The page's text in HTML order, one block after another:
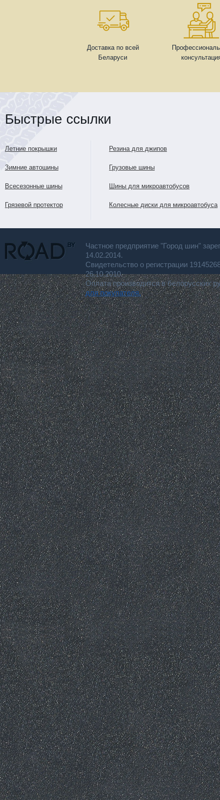
Доставка по всей
Беларуси
Быстрые ссылки
Летние покрышки
Зимние автошины
Всесезонные шины
Грязевой протектор
Резина для джипов
Грузовые шины
Шины для микроавтобусов
Колесные диски для микроавтобуса
Частное предприятие "Город шин"
14.02.2014.
Свидетельство о регистрации
26.10.2010.
Оплата производится в белорусских
для покупателя.